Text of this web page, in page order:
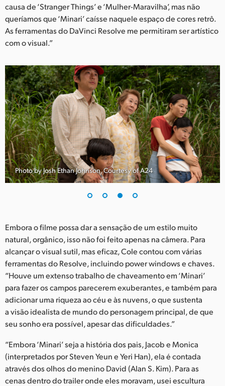
causa de ‘Stranger Things’ e ‘Mulher-Maravilha’, mas não
queríamos que ‘Minari’ caísse naquele espaço de cores retrô.
As ferramentas do DaVinci Resolve me permitiram ser artístico
com o visual.”
Photo by Josh Ethan Johnson, Courtesy of A24
Embora o filme possa dar a sensação de um estilo muito
natural, orgânico, isso não foi feito apenas na câmera. Para
alcançar o visual sutil, mas eficaz, Cole contou com várias
ferramentas do Resolve, incluindo power windows e chaves.
“Houve um extenso trabalho de chaveamento em ‘Minari’
para fazer os campos parecerem exuberantes, e também para
adicionar uma riqueza ao céu e às nuvens, o que sustenta
a visão idealista de mundo do personagem principal, de que
seu sonho era possível, apesar das dificuldades.”
“Embora ‘Minari’ seja a história dos pais, Jacob e Monica
(interpretados por Steven Yeun e Yeri Han), ela é contada
através dos olhos do menino David (Alan S. Kim). Para as
cenas dentro do trailer onde eles moravam, usei escultura